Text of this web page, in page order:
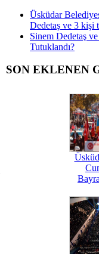
Üsküdar
Dedetaş ve 3 kişi
Sinem Dedetaş
Tutuklandı?
SON EKLENEN